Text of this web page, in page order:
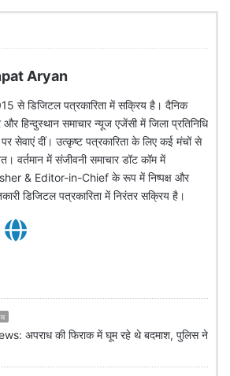
Aryan
से डिजिटल पत्रकारिता में सक्रिय है। दैनिक
हिन्दुस्थान समाचार न्यूज एजेंसी में जिला प्रतिनिधि
सेवाएं दीं। उत्कृष्ट पत्रकारिता के लिए कई मंचों से
वर्तमान में संजीवनी समाचार डॉट कॉम में
& Editor-in-Chief के रूप में निष्पक्ष और
डिजिटल पत्रकारिता में निरंतर सक्रिय है।
अपराध की फिराक में घूम रहे थे बदमाश, पुलिस ने